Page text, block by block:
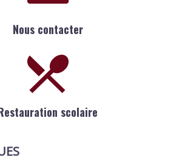
Nous contacter
scolaire